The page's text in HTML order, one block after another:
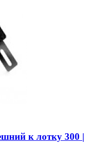
к лотку 300 |